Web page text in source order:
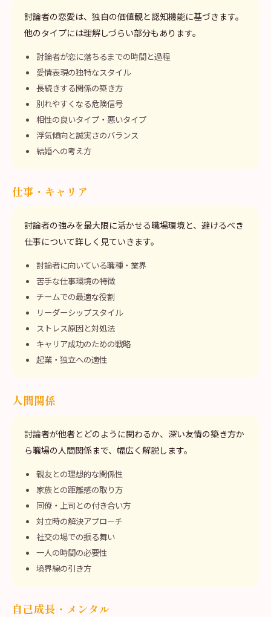
討論者の恋愛は、独自の価値観と認知機能に基づきます。
他のタイプには理解しづらい部分もあります。
討論者が恋に落ちるまでの時間と過程
愛情表現の独特なスタイル
長続きする関係の築き方
別れやすくなる危険信号
相性の良いタイプ・悪いタイプ
浮気傾向と誠実さのバランス
結婚への考え方
仕事・キャリア
討論者の強みを最大限に活かせる職場環境と、避けるべき
仕事について詳しく見ていきます。
討論者に向いている職種・業界
苦手な仕事環境の特徴
チームでの最適な役割
リーダーシップスタイル
ストレス原因と対処法
キャリア成功のための戦略
起業・独立への適性
人間関係
討論者が他者とどのように関わるか、深い友情の築き方か
ら職場の人間関係まで、幅広く解説します。
親友との理想的な関係性
家族との距離感の取り方
同僚・上司との付き合い方
対立時の解決アプローチ
社交の場での振る舞い
一人の時間の必要性
境界線の引き方
自己成長・メンタル